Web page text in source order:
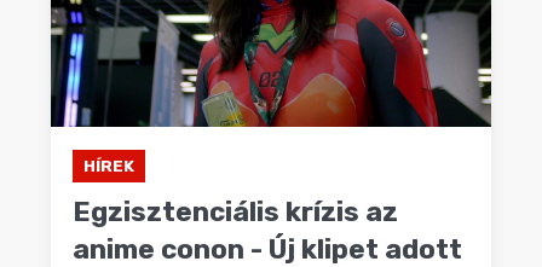
HÍREK
Egzisztenciális krízis az
anime conon - Új klipet adott